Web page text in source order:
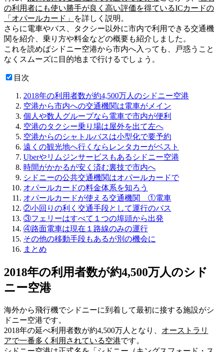
の利用者にも使い勝手が良く高い評価を得ているICカードの
「オパールカード」
を詳しく説明。
さらに電車やバス、タクシー以外に市内で利用できる交通機
関を紹介、乗り方や料金などの概要も紹介しました。
これを読めばシドニー空港から市内へ入っても、戸惑うこと
なくスムーズに目的地まで行けるでしょう。
目次
2018年の利用者数が約4,500万人のシドニー空港
空港から市内への交通機関は電車がメイン
個人や数人グループなら電車で市内が便利
空港のタクシー乗り場は屋外を出て左へ
空港からのシャトルバスは小型化で要予約
遠くの観光地へ行くならレンタカーがベスト
Uberやリムジンサービスもあるシドニー空港
時間がかかるが安く済む裏技で市内へ
シドニーの公共交通機関はオパールカードで
オパールカードの料金体系を知ろう
オパールカードが使える交通機関 ①電車
②小回りの利く交通手段として運行のバス
③フェリーはすべて１つの埠頭から出発
④路面電車は現在１路線のみの運行
その他の移動手段もあるが別の機会に
まとめ
2018年の利用者数が約4,500万人のシド
ニー空港
海外から飛行機でシドニーに到着して最初に接する施設がシ
ドニー空港です。
2018年の延べ利用者数が約4,500万人となり、 オーストラリ
アで一番多く利用されている空港です。